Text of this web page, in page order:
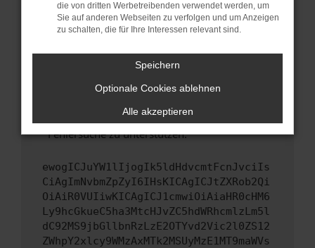
Sicherheitsrisiko, sondern kann auch dazu
führen, dass bestimmte Funktionen nicht mehr
unterstützt werden.
Wende dich an den Webseitenbetreiber.
Wenn du alle oben genannten Schritte versucht
hast, kontaktiere uns bitte. Wir werden
uns diesen Text schicken, um uns bei der
Fehlersuche zu unterstützen:
ewogICJuYW1lIjogIk5ldHdvcmtFcnJvciIs
CiAgImNvbmZpZyI6IHsKICAgICJtZXRob2Qi
OiAiR0VUIiwKICAgICJ1cmwiOiAiaHR0cHM6
Ly9hcGkueC5ha3MtcHJvZC5hdWRhcmlzLm5l
dC92MS9jbGllbnRzLzE2OTYvd2Vic2l0ZS12
ZWhpY2xlcy9WMzAxMTk2MSUyMzE1MT9maWVs
die von dritten Werbetreibenden verwendet werden, um
Sie auf anderen Webseiten zu verfolgen und um Anzeigen
zu schalten, die für Ihre Interessen relevant sind.
Speichern
Optionale Cookies ablehnen
Alle akzeptieren